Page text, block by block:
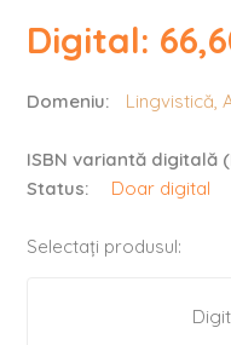
Digital:
Domeniu: Lingvistică,
ISBN variantă digitală
Status:
Doar digital
Selectați produsul: